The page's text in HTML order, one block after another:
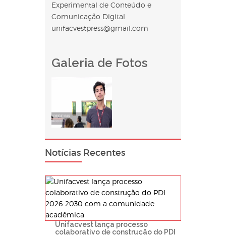
Experimental de Conteúdo e
Comunicação Digital
unifacvestpress@gmail.com
Galeria de Fotos
Notícias Recentes
Unifacvest lança processo
colaborativo de construção do PDI